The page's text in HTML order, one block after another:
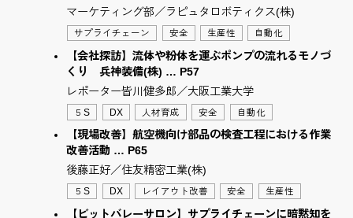
マーケティング部／ラピュタロボティクス(株)
サプライチェーン 安全 生産性 自動化
【会社探訪】流体や粉体を運ぶポンプの流れるモノづ
くり 兵神装備(株) … P57
レポーター皆川健多郎／大阪工業大学
５S DX 人材育成 安全 自動化
【現場改善】航空機向け部品の検査工程における作業
改善活動 … P65
後藤正好／住友精密工業(株)
５S DX レイアウト改善 安全 生産性
【ビットバレーサロン】サプライチェーンに暗黙知を